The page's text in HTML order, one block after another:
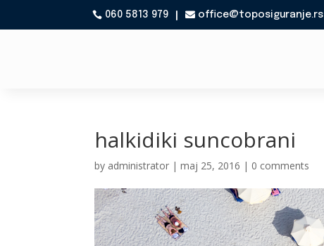
060 5813 979  office@toposiguranje.rs
halkidiki suncobrani
by administrator |maj 25, 2016 | 0 comments